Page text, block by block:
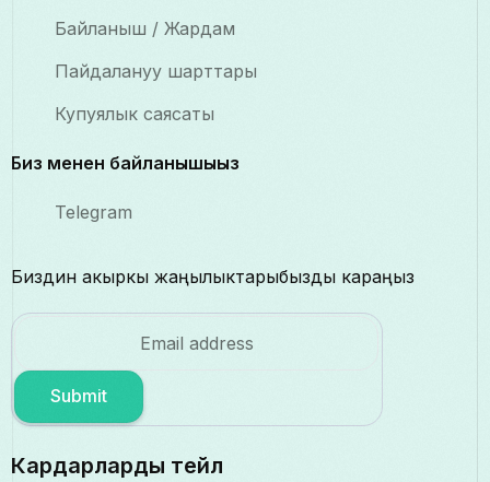
Байланыш / Жардам
Пайдалануу шарттары
Купуялык саясаты
Биз менен байланышыңыз
Telegram
Биздин акыркы жаңылыктарыбызды караңыз
Submit
Кардарларды тейлөө